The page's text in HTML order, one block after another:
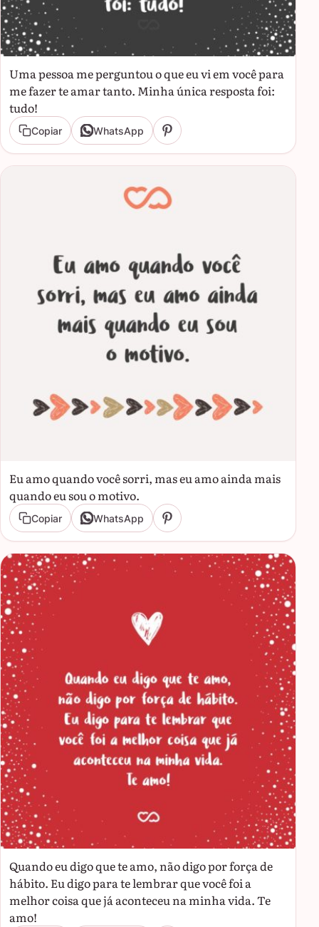
Uma pessoa me perguntou o que eu vi em você para
me fazer te amar tanto. Minha única resposta foi:
tudo!
Copiar WhatsApp
Eu amo quando você sorri, mas eu amo ainda mais
quando eu sou o motivo.
Copiar WhatsApp
Quando eu digo que te amo, não digo por força de
hábito. Eu digo para te lembrar que você foi a
melhor coisa que já aconteceu na minha vida. Te
amo!